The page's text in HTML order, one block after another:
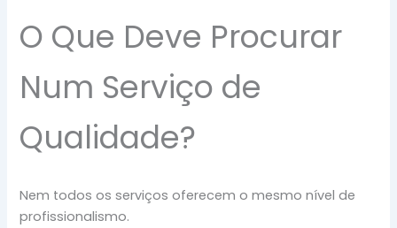
O Que Deve Procurar
Num Serviço de
Qualidade?
Nem todos os serviços oferecem o mesmo nível de
profissionalismo.